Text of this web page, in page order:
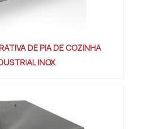
DE PIA DE COZINHA
INOX